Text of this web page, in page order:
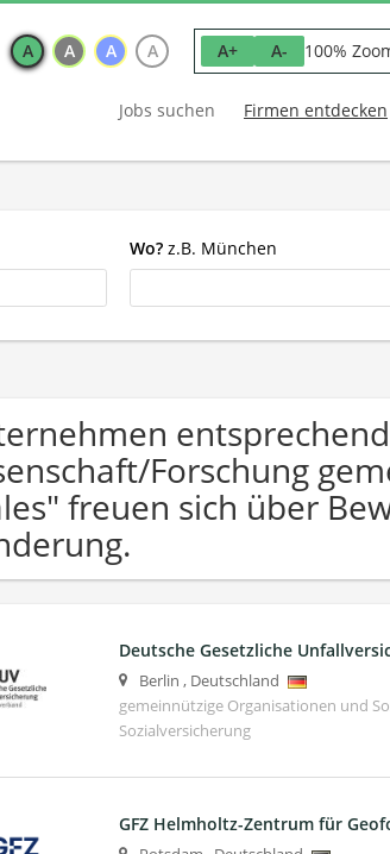
A A A A A+ A- 100%
Jobs suchen Firmen entdecken
Wo? z.B. München
Forschung
freuen sich über
Deutsche Gesetzliche
Berlin , Deutschland
gemeinnützige Organisationen und
Sozialversicherung
GFZ Helmholtz-Zentrum für